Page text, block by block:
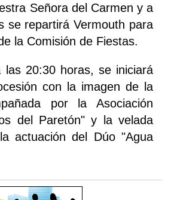
Señora del Carmen y a
se repartirá Vermouth para
la Comisión de Fiestas.
20:30 horas, se iniciará
con la imagen de la
por la Asociación
del Paretón" y la velada
actuación del Dúo "Agua